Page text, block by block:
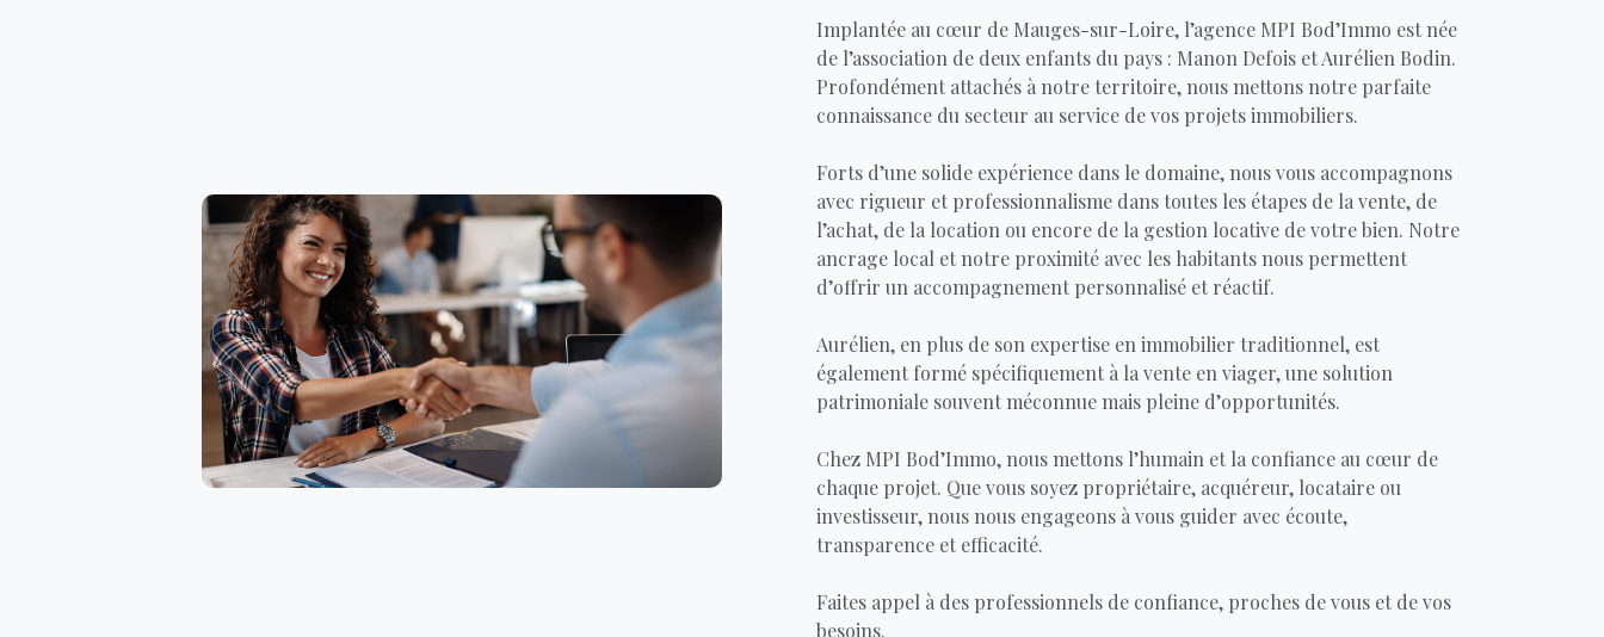
Implantée au cœur de Mauges-sur-Loire, l’agence MPI Bod’Immo est née
de l’association de deux enfants du pays : Manon Defois et Aurélien Bodin.
Profondément attachés à notre territoire, nous mettons notre parfaite
connaissance du secteur au service de vos projets immobiliers.
Forts d’une solide expérience dans le domaine, nous vous accompagnons
avec rigueur et professionnalisme dans toutes les étapes de la vente, de
l’achat, de la location ou encore de la gestion locative de votre bien. Notre
ancrage local et notre proximité avec les habitants nous permettent
d’offrir un accompagnement personnalisé et réactif.
Aurélien, en plus de son expertise en immobilier traditionnel, est
également formé spécifiquement à la vente en viager, une solution
patrimoniale souvent méconnue mais pleine d’opportunités.
Chez MPI Bod’Immo, nous mettons l’humain et la confiance au cœur de
chaque projet. Que vous soyez propriétaire, acquéreur, locataire ou
investisseur, nous nous engageons à vous guider avec écoute,
transparence et efficacité.
Faites appel à des professionnels de confiance, proches de vous et de vos
besoins.